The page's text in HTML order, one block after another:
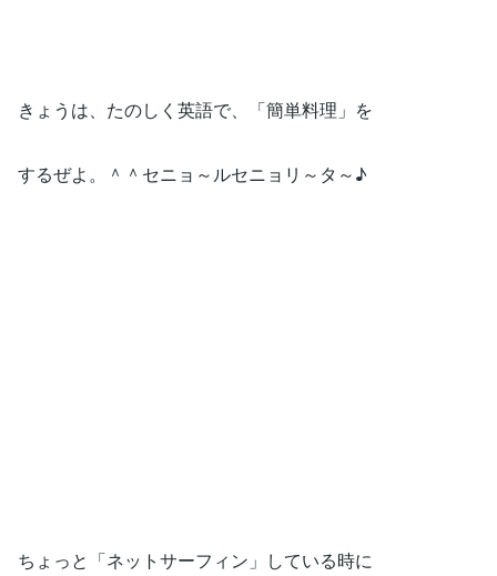
きょうは、たのしく英語で、「簡単料理」を
するぜよ。＾＾セニョ～ルセニョリ～タ～♪
ちょっと「ネットサーフィン」している時に